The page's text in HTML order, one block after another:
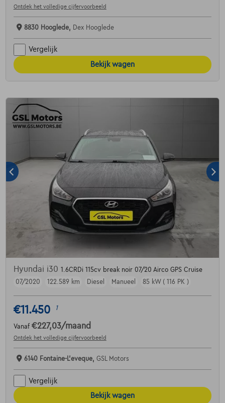
Ontdek het volledige cijfervoorbeeld
8830 Hooglede, Dex Hooglede
Vergelijk
Bekijk wagen
Hyundai i30 1.6CRDi 115cv break noir 07/20 Airco GPS Cruise
07/2020
122.589 km Diesel Manueel 85 kW ( 116 PK )
€11.450 1
Vanaf €227,03/maand
Ontdek het volledige cijfervoorbeeld
6140 Fontaine-L'eveque, GSL Motors
Vergelijk
Bekijk wagen